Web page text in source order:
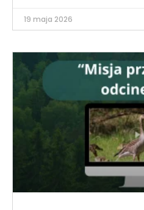
19 maja 2026